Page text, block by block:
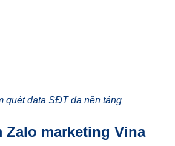
quét data SĐT đa nền tảng
Zalo marketing Vina